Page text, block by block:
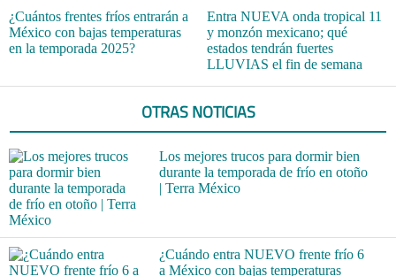
¿Cuántos frentes fríos entrarán a
México con bajas temperaturas
en la temporada 2025?
Entra NUEVA onda tropical 11
y monzón mexicano; qué
estados tendrán fuertes
LLUVIAS el fin de semana
OTRAS NOTICIAS
Los mejores trucos para dormir bien
durante la temporada de frío en otoño
| Terra México
¿Cuándo entra NUEVO frente frío 6
a México con bajas temperaturas